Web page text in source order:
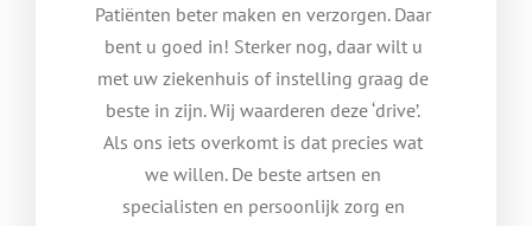
Patiënten beter maken en verzorgen. Daar
bent u goed in! Sterker nog, daar wilt u
met uw ziekenhuis of instelling graag de
beste in zijn. Wij waarderen deze ‘drive’.
Als ons iets overkomt is dat precies wat
we willen. De beste artsen en
specialisten en persoonlijk zorg en